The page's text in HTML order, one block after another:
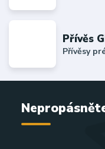
Přívěs
Přívěsy